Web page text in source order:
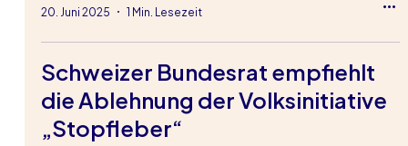
20. Juni 2025 1 Min. Lesezeit
Schweizer Bundesrat empfiehlt
die Ablehnung der Volksinitiative
„Stopfleber“